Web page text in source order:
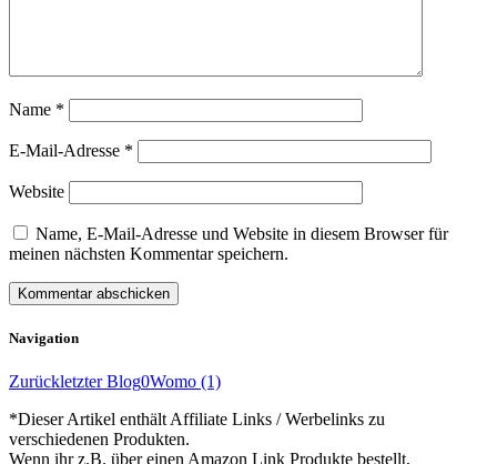
Name *
E-Mail-Adresse *
Website
Name, E-Mail-Adresse und Website in diesem Browser für
meinen nächsten Kommentar speichern.
Navigation
Zurückletzter Blog0Womo (1)
*Dieser Artikel enthält Affiliate Links / Werbelinks zu
verschiedenen Produkten.
Wenn ihr z.B. über einen Amazon Link Produkte bestellt,